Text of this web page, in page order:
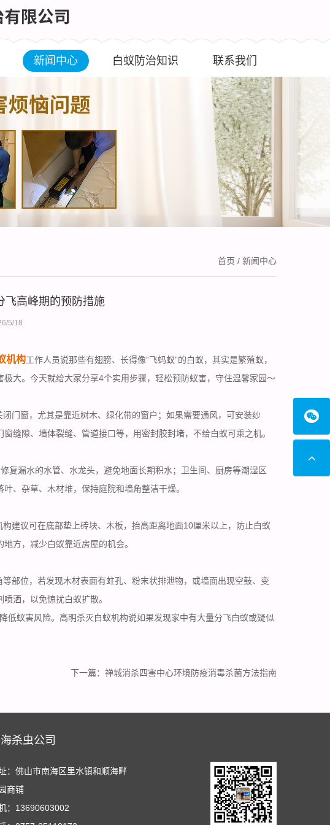
新闻中心 白蚁防治知识 联系我们
首页 / 新闻中心
飞高峰期的预防措施
5/18
机构工作人员说那些有翅膀、长得像“飞蚂蚁”的白蚁，其实是繁殖蚁，
大。今天就给大家分享4个实用步骤，轻松预防蚁害，守住温馨家园～
门窗，尤其是靠近树木、绿化带的窗户；如果需要通风，可安装纱
缝隙、墙体裂缝、管道接口等，用密封胶封堵，不给白蚁可乘之机。
复漏水的水管、水龙头，避免地面长期积水；卫生间、厨房等潮湿区
、杂草、木材堆，保持庭院和墙角整洁干燥。
建议可在底部垫上砖块、木板，抬高距离地面10厘米以上，防止白蚁
方，减少白蚁靠近房屋的机会。
部位，若发现木材表面有蛀孔、粉末状排泄物，或墙面出现空鼓、变
洒，以免惊扰白蚁扩散。
低蚁害风险。高明杀灭白蚁机构说如果发现家中有大量分飞白蚁或疑似
下一篇： 禅城消杀四害中心环境防疫消毒杀菌方法指南
杀虫公司
：佛山市南海区里水镇和顺海畔
商铺
：13690603002